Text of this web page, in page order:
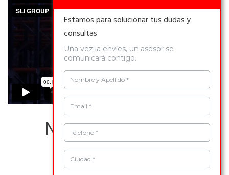
Nuestros Clientes
Estamos para solucionar tus dudas y
consultas
Una vez la envíes, un asesor se
comunicará contigo.
Nombre y Apellido *
Email *
Teléfono *
Ciudad *